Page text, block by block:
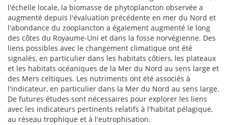
l'échelle locale, la biomasse de phytoplancton observée a
augmenté depuis l'évaluation précédente en mer du Nord et
l'abondance du zooplancton a également augmenté le long
des côtes du Royaume-Uni et dans la fosse norvégienne. Des
liens possibles avec le changement climatique ont été
signalés, en particulier dans les habitats côtiers, les plateaux
et les habitats océaniques de la Mer du Nord au sens large et
des Mers celtiques. Les nutriments ont été associés à
l'indicateur, en particulier dans la Mer du Nord au sens large.
De futures études sont nécessaires pour explorer les liens
avec les indicateurs pertinents relatifs à l'habitat pélagique,
au réseau trophique et à l'eutrophisation.